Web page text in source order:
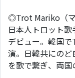
◎Trot Mariko（マ
日本人トロット
デビュー。韓国
演。日韓共にの
を歌で繋ぎ、両国